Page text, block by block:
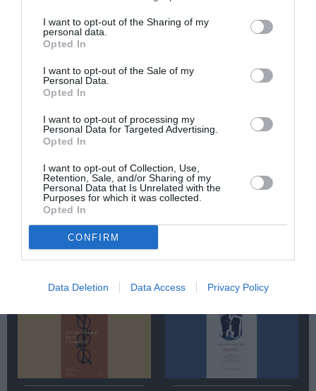
I want to opt-out of the Sharing of my
personal data.
Opted In
I want to opt-out of the Sale of my
Personal Data.
Opted In
I want to opt-out of processing my
Personal Data for Targeted Advertising.
Opted In
I want to opt-out of Collection, Use,
Retention, Sale, and/or Sharing of my
Personal Data that Is Unrelated with the
Purposes for which it was collected.
Opted In
CONFIRM
Data Deletion Data Access Privacy Policy
ΞΕΝΟΙ ΣΥΓΓΡΑΦΕΙΣ
ΠΕΖΟΓΡΑΦΙΑ ΦΩΤΟΓΡΑΦΙΑ
Newsletter
Κάθε βδομάδα στο e-mail σας τα τελευταία νέα για
Ακολουθήστε το Culturenow.gr
Σχετικά Άρθρα